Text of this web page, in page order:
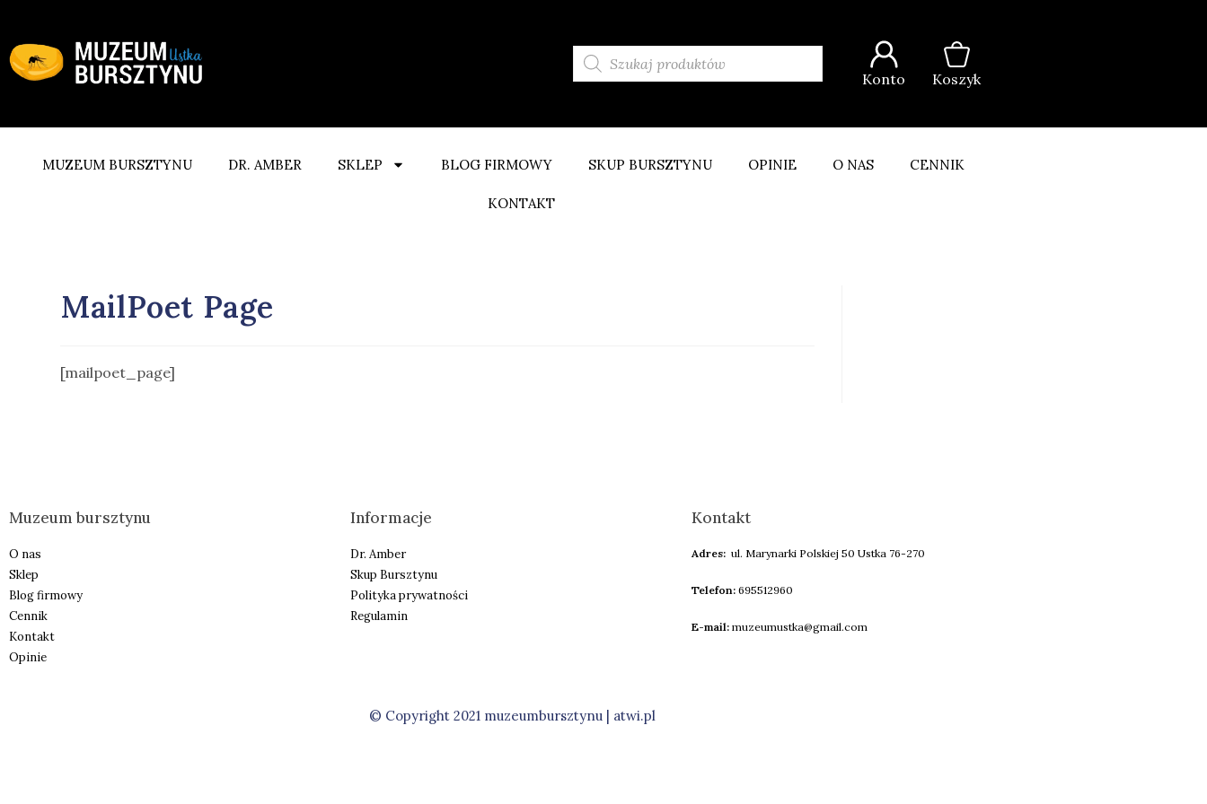
Konto Koszyk
MUZEUM BURSZTYNU DR. AMBER SKLEP BLOG FIRMOWY SKUP BURSZTYNU OPINIE O NAS CENNIK
KONTAKT
MailPoet Page
[mailpoet_page]
Muzeum bursztynu
O nas
Sklep
Blog firmowy
Cennik
Kontakt
Opinie
Informacje
Dr. Amber
Skup Bursztynu
Polityka prywatności
Regulamin
Kontakt
Adres:ul. Marynarki Polskiej 50 Ustka 76-270
Telefon: 695512960
E-mail: muzeumustka@gmail.com
© Copyright 2021 muzeumbursztynu | atwi.pl